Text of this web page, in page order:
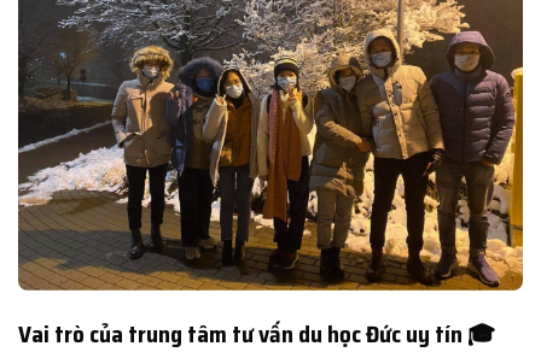
Vai trò của trung tâm tư vấn du học Đức uy tín 🎓